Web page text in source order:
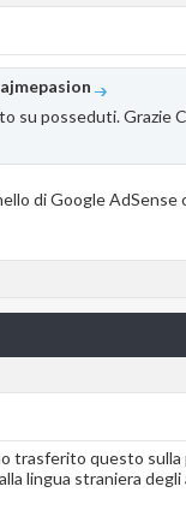
su posseduti. Grazie
di Google
trasferito questo
lingua straniera